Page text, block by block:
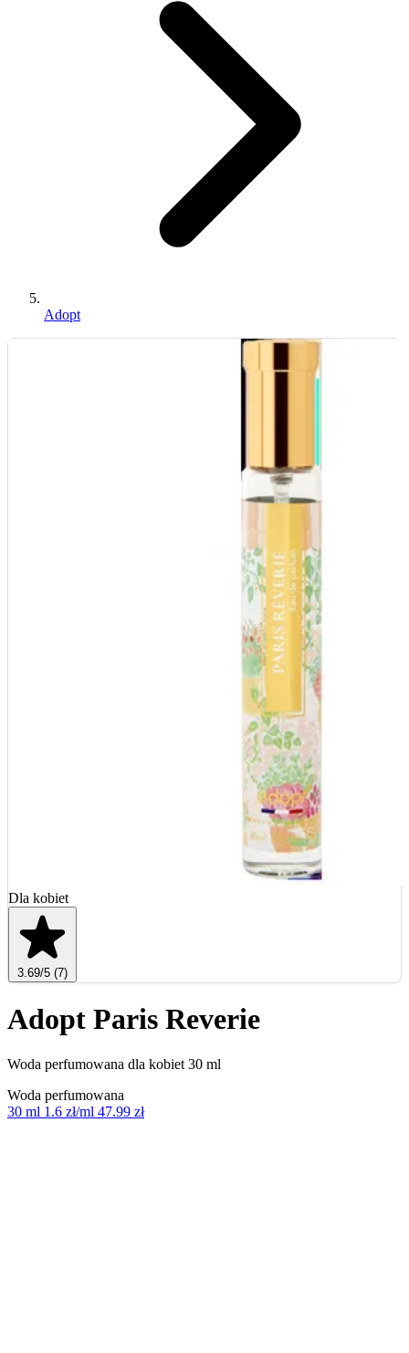
Adopt
Dla kobiet
3.69/5 (7)
Adopt Paris Reverie
Woda perfumowana dla kobiet 30 ml
Woda perfumowana
30 ml 1.6 zł/ml 47.99 zł